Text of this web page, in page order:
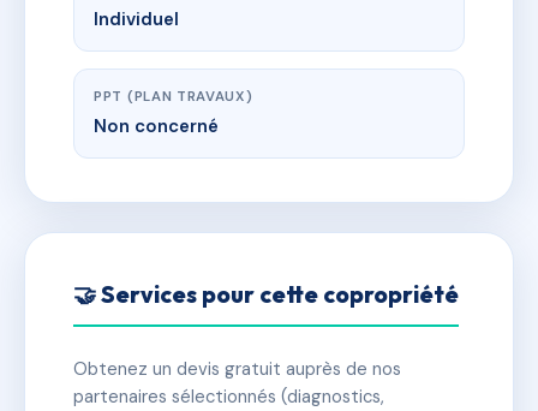
Individuel
PPT (PLAN TRAVAUX)
Non concerné
🤝 Services pour cette copropriété
Obtenez un devis gratuit auprès de nos
partenaires sélectionnés (diagnostics,